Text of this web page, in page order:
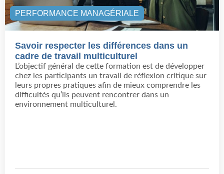
PERFORMANCE MANAGÉRIALE
Savoir respecter les différences dans un
cadre de travail multiculturel
L’objectif général de cette formation est de développer
chez les participants un travail de réflexion critique sur
leurs propres pratiques afin de mieux comprendre les
difficultés qu’ils peuvent rencontrer dans un
environnement multiculturel.